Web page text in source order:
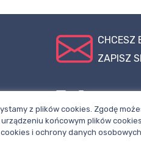
CHCESZ
ZAPISZ
X
z plików cookies. Zgodę
końcowym plików
i ochrony danych